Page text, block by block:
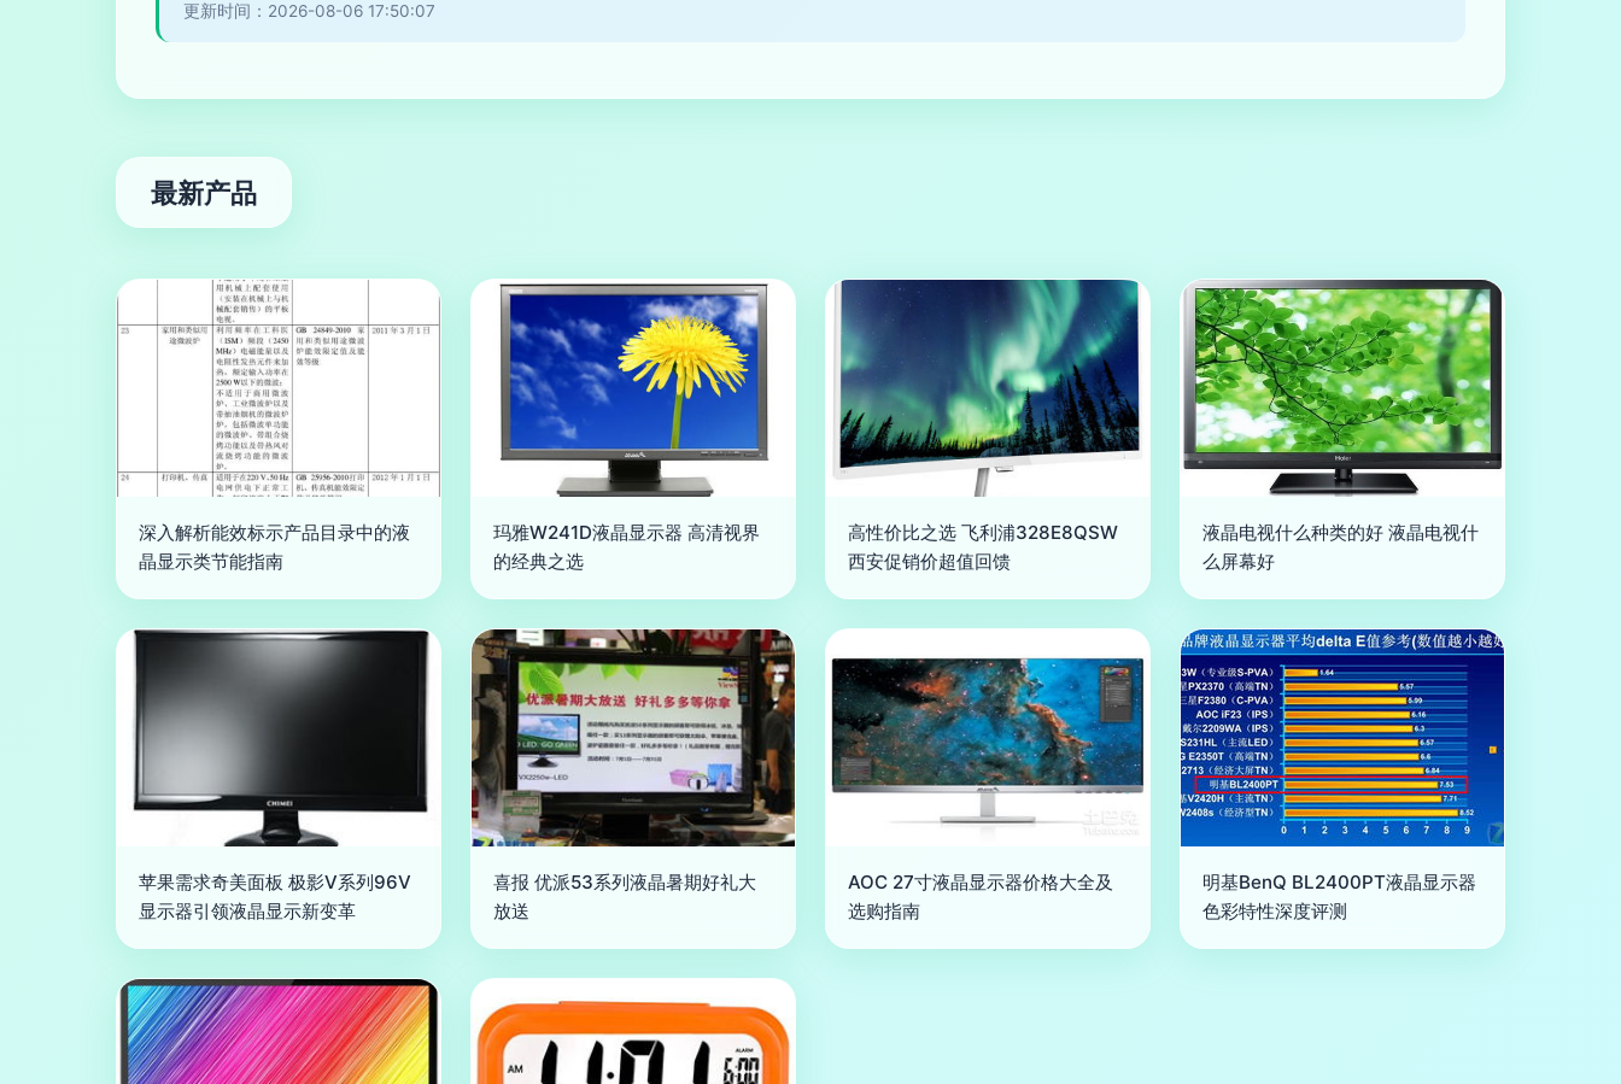
更新时间：2026-08-06 17:50:07
最新产品
深入解析能效标示产品目录中的液
晶显示类节能指南
玛雅W241D液晶显示器 高清视界
的经典之选
高性价比之选 飞利浦328E8QSW
西安促销价超值回馈
液晶电视什么种类的好 液晶电视什
么屏幕好
苹果需求奇美面板 极影V系列96V
显示器引领液晶显示新变革
喜报 优派53系列液晶暑期好礼大
放送
AOC 27寸液晶显示器价格大全及
选购指南
明基BenQ BL2400PT液晶显示器
色彩特性深度评测